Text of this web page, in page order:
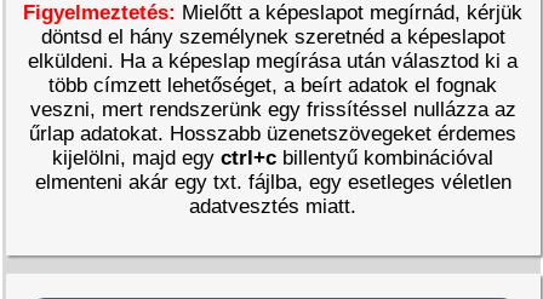
Figyelmeztetés: Mielőtt a képeslapot megírnád, kérjük
döntsd el hány személynek szeretnéd a képeslapot
elküldeni. Ha a képeslap megírása után választod ki a
több címzett lehetőséget, a beírt adatok el fognak
veszni, mert rendszerünk egy frissítéssel nullázza az
űrlap adatokat. Hosszabb üzenetszövegeket érdemes
kijelölni, majd egyctrl+c billentyű kombinációval
elmenteni akár egy txt. fájlba, egy esetleges véletlen
adatvesztés miatt.